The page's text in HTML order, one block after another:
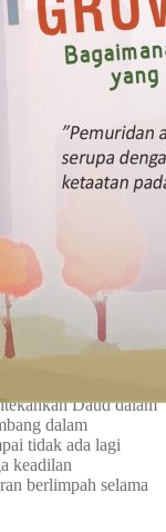
keadilan-Mu
dengan keadilan
Kiranya
bangsa, dan bukit-
keadilan kepada
orang-orang
disimak—
ini merupakan
mendapatkan
ayahnya dalam
karena itu
tak hanya bagi
yang hidup dalam
maka rakyat akan
Daud dalam
dalam
tidak ada lagi
keadilan
berlimpah selama